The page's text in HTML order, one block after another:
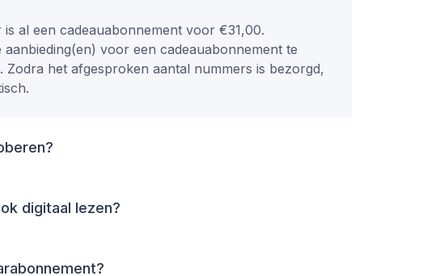
al een cadeauabonnement voor €31,00.
voor een cadeauabonnement te
Zodra het afgesproken aantal nummers is bezorgd,
digitaal lezen?